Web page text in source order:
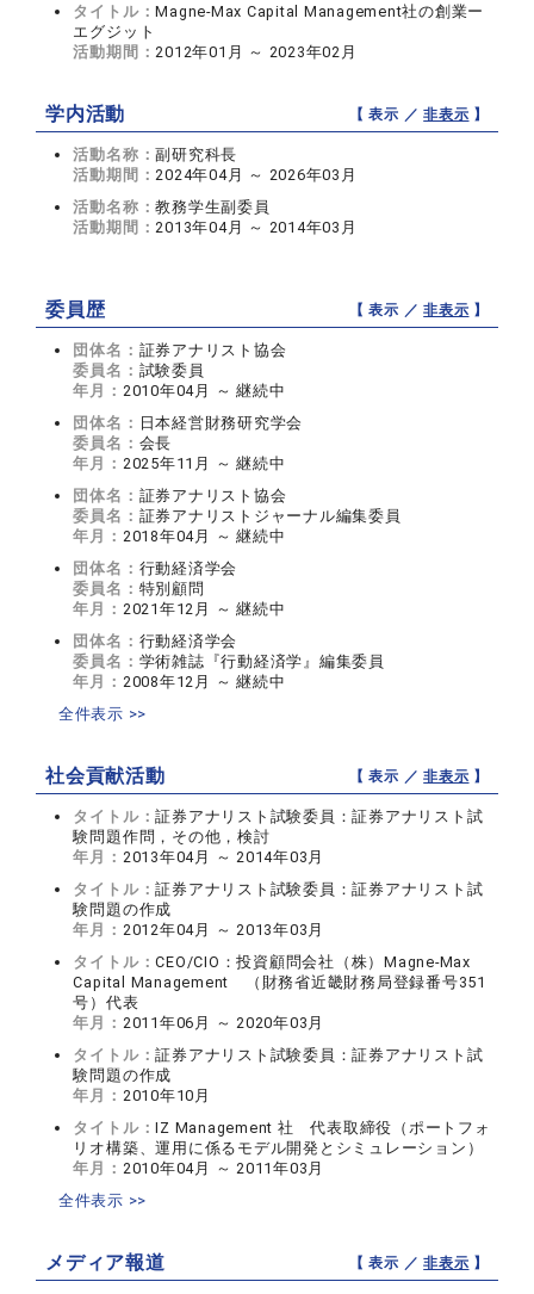
タイトル：Magne-Max Capital Management社の創業ー
エグジット
活動期間： 2012年01月 ～ 2023年02月
学内活動 【 表示 ／非表示 】
活動名称：副研究科長
活動期間： 2024年04月 ～ 2026年03月
活動名称：教務学生副委員
活動期間： 2013年04月 ～ 2014年03月
委員歴 【 表示 ／非表示 】
団体名： 証券アナリスト協会
委員名： 試験委員
年月： 2010年04月 ～ 継続中
団体名： 日本経営財務研究学会
委員名： 会長
年月： 2025年11月 ～ 継続中
団体名： 証券アナリスト協会
委員名： 証券アナリストジャーナル編集委員
年月： 2018年04月 ～ 継続中
団体名： 行動経済学会
委員名： 特別顧問
年月： 2021年12月 ～ 継続中
団体名： 行動経済学会
委員名： 学術雑誌『行動経済学』編集委員
年月： 2008年12月 ～ 継続中
全件表示 >>
社会貢献活動 【 表示 ／非表示 】
タイトル：証券アナリスト試験委員：証券アナリスト試
験問題作問，その他，検討
年月： 2013年04月 ～ 2014年03月
タイトル：証券アナリスト試験委員：証券アナリスト試
験問題の作成
年月： 2012年04月 ～ 2013年03月
タイトル：CEO/CIO：投資顧問会社（株）Magne-Max
Capital Management （財務省近畿財務局登録番号351
号）代表
年月： 2011年06月 ～ 2020年03月
タイトル：証券アナリスト試験委員：証券アナリスト試
験問題の作成
年月： 2010年10月
タイトル：IZ Management 社 代表取締役（ポートフォ
リオ構築、運用に係るモデル開発とシミュレーション）
年月： 2010年04月 ～ 2011年03月
全件表示 >>
メディア報道 【 表示 ／非表示 】